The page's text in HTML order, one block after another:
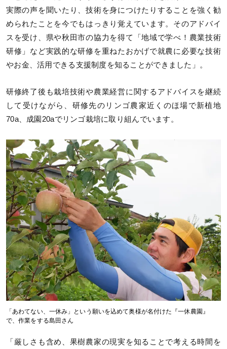
実際の声を聞いたり、技術を身につけたりすることを強く勧
められたことを今でもはっきり覚えています。そのアドバイ
スを受け、県や秋田市の協力を得て「地域で学べ！農業技術
研修」など実践的な研修を重ねたおかげで就農に必要な技術
やお金、活用できる支援制度を知ることができました」。
研修終了後も栽培技術や農業経営に関するアドバイスを継続
して受けながら、研修先のリンゴ農家近くのほ場で新植地
70a、成園20aでリンゴ栽培に取り組んでいます。
「あわてない、一休み」という願いを込めて奥様が名付けた『一休農園』
で、作業をする島田さん
「厳しさも含め、果樹農家の現実を知ることで考える時間を